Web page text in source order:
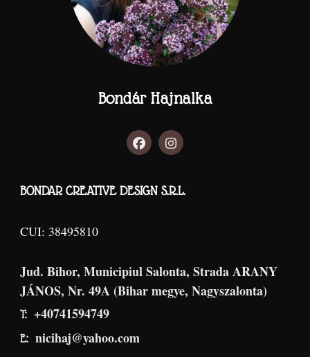
Bondár Hajnalka
BONDAR CREATIVE DESIGN S.R.L.
CUI: 38495810
Jud. Bihor, Municipiul Salonta, Strada ARANY
JÁNOS, Nr. 49A (Bihar megye, Nagyszalonta)
T: +40741594749
E: nicihaj@yahoo.com